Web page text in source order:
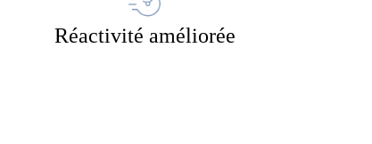
Réactivité améliorée